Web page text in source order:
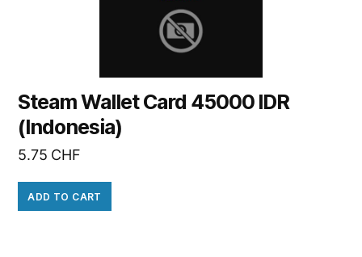
Steam Wallet Card 45000 IDR
(Indonesia)
5.75 CHF
ADD TO CART